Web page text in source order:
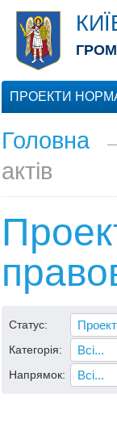
ПРОЕКТИ
Головна
актів
Статус:
Категорія:
Напрямок: